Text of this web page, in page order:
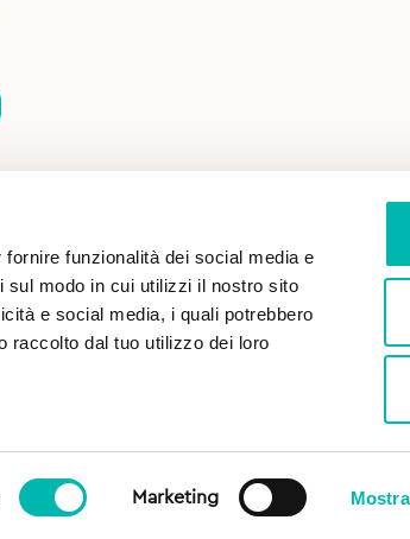
funzionalità dei social media e
sul modo in cui utilizzi il nostro sito
e social media, i quali potrebbero
raccolto dal tuo utilizzo dei loro
Marketing